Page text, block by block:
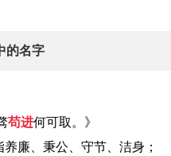
的名字
苟进何可取。》
廉、秉公、守节、洁身；